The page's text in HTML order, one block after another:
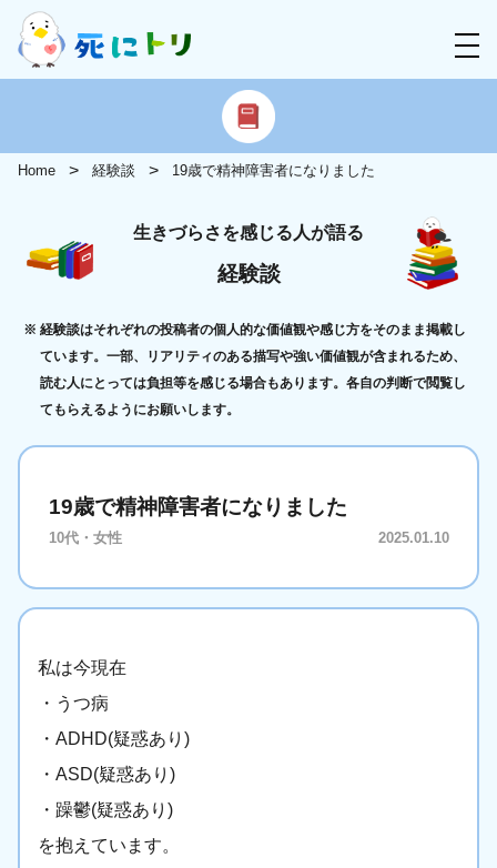
Home 経験談 19歳で精神障害者になりました
生きづらさを感じる人が語る
経験談
経験談はそれぞれの投稿者の個人的な価値観や感じ方をそのまま掲載し
ています。一部、リアリティのある描写や強い価値観が含まれるため、
読む人にとっては負担等を感じる場合もあります。各自の判断で閲覧し
てもらえるようにお願いします。
19歳で精神障害者になりました
10代・女性 2025.01.10
私は今現在
・うつ病
・ADHD(疑惑あり)
・ASD(疑惑あり)
・躁鬱(疑惑あり)
を抱えています。